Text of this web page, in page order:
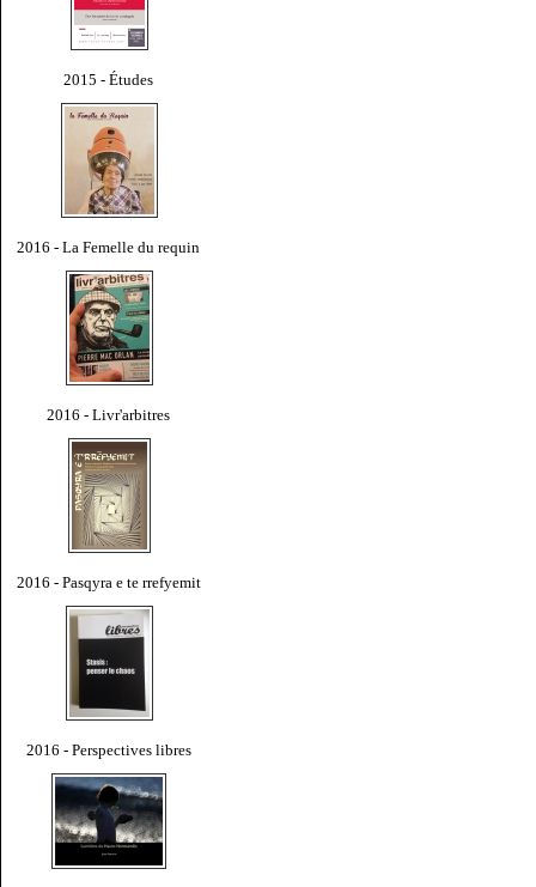
2015 - Études
2016 - La Femelle du requin
2016 - Livr'arbitres
2016 - Pasqyra e te rrefyemit
2016 - Perspectives libres